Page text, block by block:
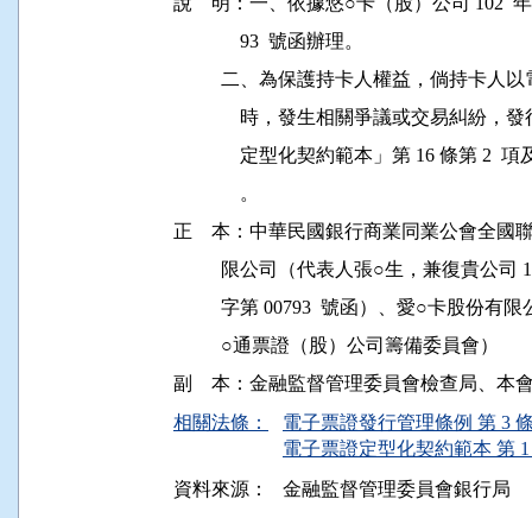
              93  號函辦理。
二、為保護持卡人權益，倘持卡
時，發生相關爭議或交易糾紛
定型化契約範本」第 16 條第 2
              。
正    本：中華民國銀行商業同業公會全國
限公司（代表人張○生，兼復貴公司
字第 00793  號函）、愛○卡股份
          ○通票證（股）公司籌備委員會）
相關法條：
電子票證發行管理條例 第 3
電子票證定型化契約範本 第
資料來源：
金融監督管理委員會銀行局